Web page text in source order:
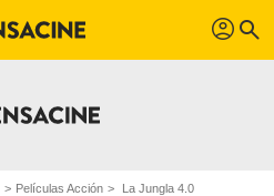
profil search
Películas Acción La Jungla 4.0